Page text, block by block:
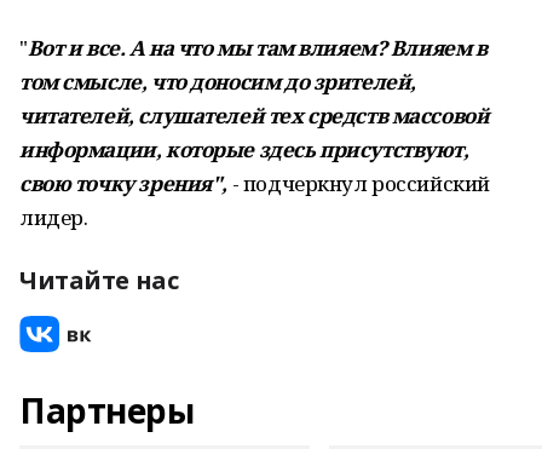
"Вот и все. А на что мы там влияем? Влияем в
том смысле, что доносим до зрителей,
читателей, слушателей тех средств массовой
информации, которые здесь присутствуют,
свою точку зрения", - подчеркнул российский
лидер.
Читайте нас
Партнеры